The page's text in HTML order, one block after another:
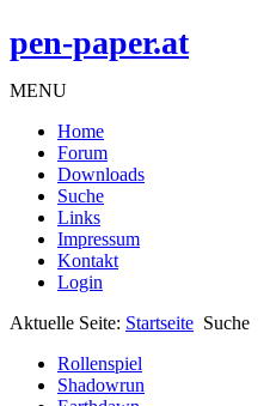
pen-paper.at
MENU
Home
Forum
Downloads
Suche
Links
Impressum
Kontakt
Login
Aktuelle Seite: Startseite Suche
Rollenspiel
Shadowrun